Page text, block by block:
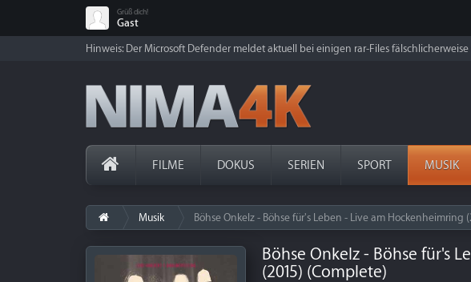
Grüß dich!
Gast
Hinweis: Der Microsoft Defender meldet aktuell bei einigen rar-Files
FILME DOKUS SERIEN SPORT MUSIK
Musik Böhse Onkelz - Böhse für's Leben - Live am Hockenheimring
Böhse Onkelz - Böhse für's
(2015) (Complete)